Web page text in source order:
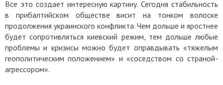
Все это создает интересную картину. Сегодня стабильность
в прибалтийском обществе висит на тонком волоске
продолжения украинского конфликта. Чем дольше и яростнее
будет сопротивляться киевский режим, тем дольше любые
проблемы и кризисы можно будет оправдывать «тяжелым
геополитическим положением» и «соседством со страной-
агрессором».